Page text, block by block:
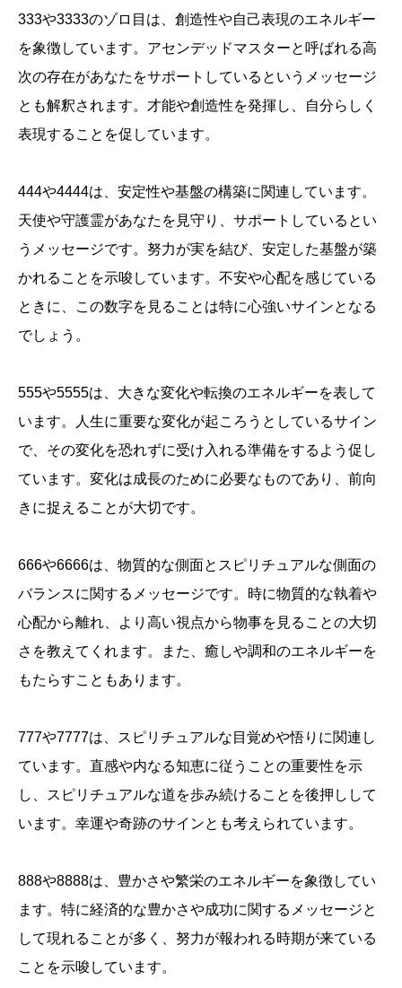
333や3333のゾロ目は、創造性や自己表現のエネルギー
を象徴しています。アセンデッドマスターと呼ばれる高
次の存在があなたをサポートしているというメッセージ
とも解釈されます。才能や創造性を発揮し、自分らしく
表現することを促しています。
444や4444は、安定性や基盤の構築に関連しています。
天使や守護霊があなたを見守り、サポートしているとい
うメッセージです。努力が実を結び、安定した基盤が築
かれることを示唆しています。不安や心配を感じている
ときに、この数字を見ることは特に心強いサインとなる
でしょう。
555や5555は、大きな変化や転換のエネルギーを表して
います。人生に重要な変化が起ころうとしているサイン
で、その変化を恐れずに受け入れる準備をするよう促し
ています。変化は成長のために必要なものであり、前向
きに捉えることが大切です。
666や6666は、物質的な側面とスピリチュアルな側面の
バランスに関するメッセージです。時に物質的な執着や
心配から離れ、より高い視点から物事を見ることの大切
さを教えてくれます。また、癒しや調和のエネルギーを
もたらすこともあります。
777や7777は、スピリチュアルな目覚めや悟りに関連し
ています。直感や内なる知恵に従うことの重要性を示
し、スピリチュアルな道を歩み続けることを後押しして
います。幸運や奇跡のサインとも考えられています。
888や8888は、豊かさや繁栄のエネルギーを象徴してい
ます。特に経済的な豊かさや成功に関するメッセージと
して現れることが多く、努力が報われる時期が来ている
ことを示唆しています。